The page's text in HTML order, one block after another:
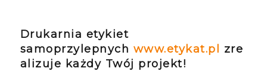
Drukarnia etykiet
samoprzylepnych www.etykat.pl zre
alizuje każdy Twój projekt!